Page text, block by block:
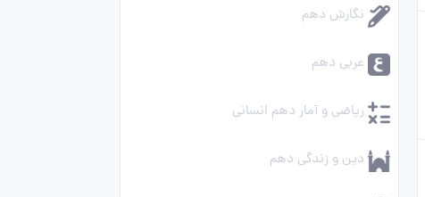
نگارش دهم
عربی دهم
ریاضی و آمار دهم انسانی
دین و زندگی دهم